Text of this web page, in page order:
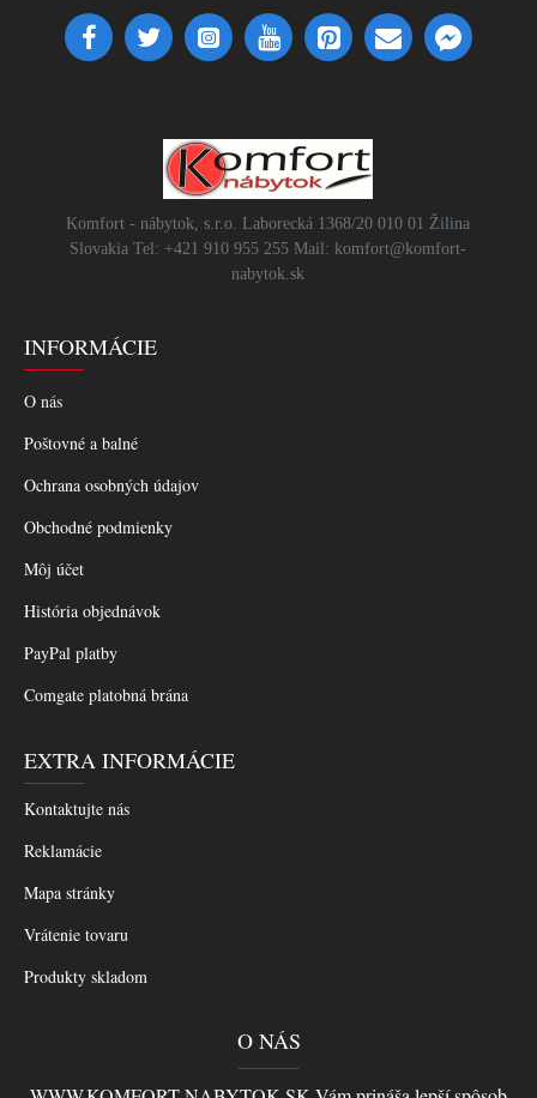
Komfort - nábytok, s.r.o. Laborecká 1368/20 010 01 Žilina
Slovakia Tel: +421 910 955 255 Mail: komfort@komfort-
nabytok.sk
INFORMÁCIE
O nás
Poštovné a balné
Ochrana osobných údajov
Obchodné podmienky
Môj účet
História objednávok
PayPal platby
Comgate platobná brána
EXTRA INFORMÁCIE
Kontaktujte nás
Reklamácie
Mapa stránky
Vrátenie tovaru
Produkty skladom
O NÁS